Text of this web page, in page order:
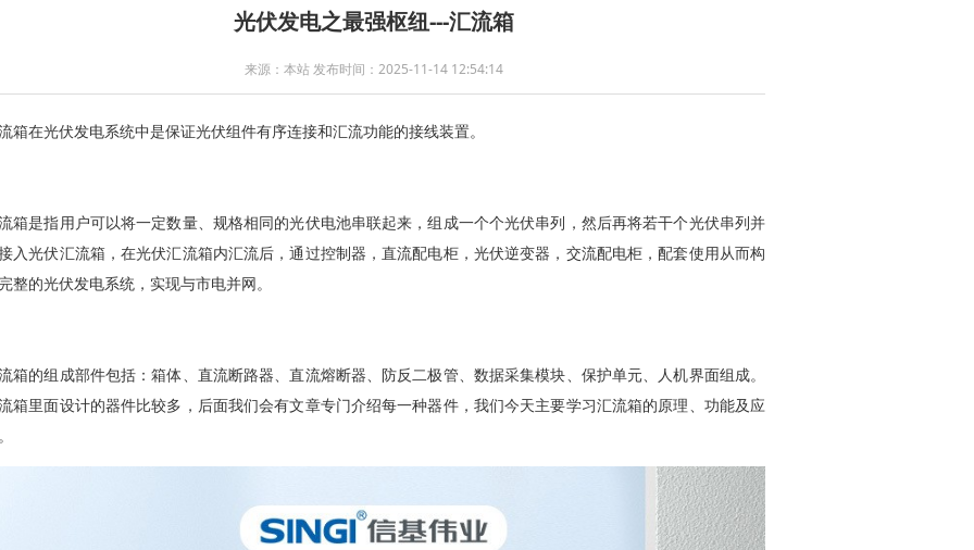
光伏发电之最强枢纽---汇流箱
来源：本站 发布时间：2025-11-14 12:54:14
箱在光伏发电系统中是保证光伏组件有序连接和汇流功能的接线装置。
箱是指用户可以将一定数量、规格相同的光伏电池串联起来，组成一个个光伏串列，然后再将若干个光伏串列并
入光伏汇流箱，在光伏汇流箱内汇流后，通过控制器，直流配电柜，光伏逆变器，交流配电柜，配套使用从而构
整的光伏发电系统，实现与市电并网。
箱的组成部件包括：箱体、直流断路器、直流熔断器、防反二极管、数据采集模块、保护单元、人机界面组成。
箱里面设计的器件比较多，后面我们会有文章专门介绍每一种器件，我们今天主要学习汇流箱的原理、功能及应